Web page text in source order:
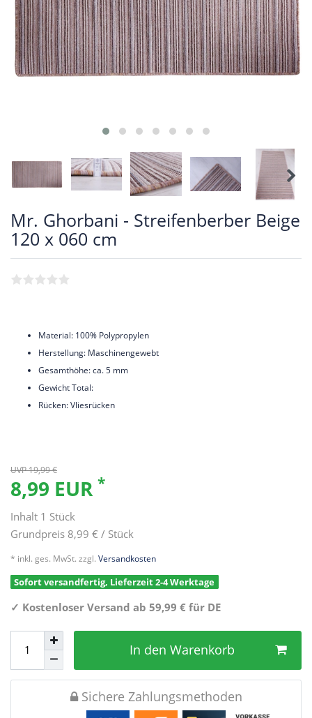
Mr. Ghorbani - Streifenberber Beige
120 x 060 cm
Material: 100% Polypropylen
Herstellung: Maschinengewebt
Gesamthöhe: ca. 5 mm
Gewicht Total:
Rücken: Vliesrücken
UVP 19,99 €
8,99 EUR *
Inhalt 1 Stück
Grundpreis 8,99 € / Stück
* inkl. ges. MwSt. zzgl. Versandkosten
Sofort versandfertig, Lieferzeit 2-4 Werktage
✓ Kostenloser Versand ab 59,99 € für DE
In den Warenkorb
Sichere Zahlungsmethoden